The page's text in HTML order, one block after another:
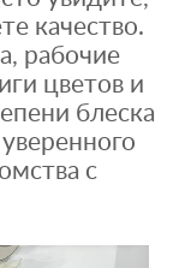
качество.
рабочие
цветов и
блеска
с